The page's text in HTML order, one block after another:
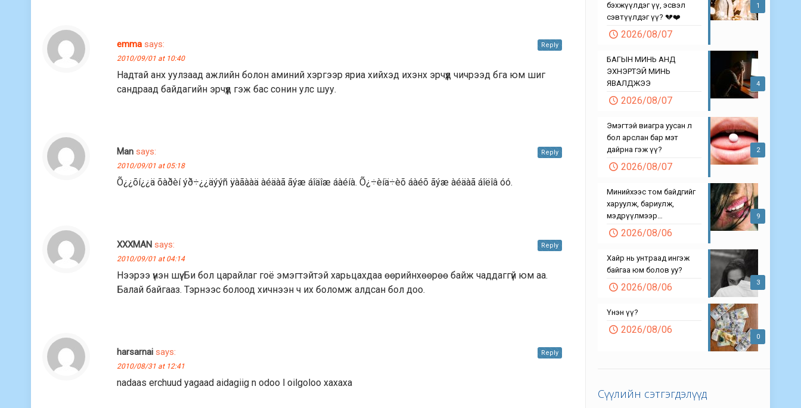
emma says:
2010/09/01 at 10:40
Надтай анх уулзаад ажлийн болон аминий хэргээр яриа хийхэд ихэнх эрчүүд чичрээд бга юм шиг
сандраад байдагийн эрчүүд гэж бас сонин улс шуу.
Reply
Man says:
2010/09/01 at 05:18
Õ¿¿õí¿¿ä õàðèí ýð÷¿¿äýýñ ÿàãààä àéäàã ãýæ áîäîæ áàéíà. Õ¿÷èíä÷èõ áàéõ ãýæ àéäàã áîëîâ óó.
Reply
XXXMAN says:
2010/09/01 at 04:14
Нээрээ үнэн шүү. Би бол царайлаг гоё эмэгтэйтэй харьцахдаа өөрийнхөөрөө байж чаддаггүй юм аа.
Балай байгааз. Тэрнээс болоод хичнээн ч их боломж алдсан бол доо.
Reply
harsarnai says:
2010/08/31 at 12:41
nadaas erchuud yagaad aidagiig n odoo l oilgoloo xaxaxa
Reply
1
бэхжүүлдэг үү, эсвэл
сэвтүүлдэг үү? 💔❤️
2026/08/07
4
БАГЫН МИНЬ АНД
ЭХНЭРТЭЙ МИНЬ
ЯВАЛДЖЭЭ
2026/08/07
2
Эмэгтэй виагра уусан л
бол арслан бар мэт
дайрна гэж үү?
2026/08/07
9
Минийхээс том байдгийг
харуулж, бариулж,
мэдрүүлмээр…
2026/08/06
3
Хайр нь унтраад ингэж
байгаа юм болов уу?
2026/08/06
0
Үнэн үү?
2026/08/06
Сүүлийн сэтгэгдэлүүд